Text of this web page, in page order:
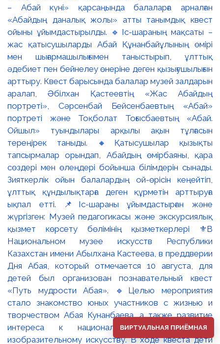
– Абай күні» қарсаңында балаларға арналған
«Абайдың даналық жолы» атты танымдық квест
ойыны ұйымдастырылды. 🔹Іс-шараның мақсаты –
жас қатысушыларды Абай Құнанбайұлының өмірі
мен шығармашылығымен таныстырып, ұлттық
әдебиет пен бейнелеу өнеріне деген қызығушылығын
арттыру. Квест барысында балалар музей залдарын
аралап, Әбілхан Қастеевтің «Жас Абайдың
портреті», Сәрсенбай Бейсенбаевтың «Абай»
портреті және Тоқболат Тоғысбаевтың «Абай.
Ойшыл» туындылары арқылы ақын тұлғасын
тереңірек таныды. 🔸Қатысушылар қызықты
тапсырмалар орындап, Абайдың өмірбаяны, қара
сөздері мен өлеңдері бойынша білімдерін сынады.
Зияткерлік ойын балалардың ой-өрісін кеңейтіп,
ұлттық құндылықтарға деген құрметін арттыруға
ықпал етті. 📌Іс-шараны ұйымдастырған және
жүргізген: Музей педагогикасы және экскурсиялық
қызмет көрсету бөлімінің қызметкерлері ⚜️В
Национальном музее искусств Республики
Казахстан имени Абылхана Кастеева, в преддверии
Дня Абая, который отмечается 10 августа, для
детей был организован познавательный квест
«Путь мудрости Абая». 🔹Целью мероприятия
стало знакомство юных участников с жизнью и
творчеством Абая Кунанбаева, а также развитие
интереса к национальной литературе и
изобразительному искусству. В ходе квеста дети
ВИРТУАЛЬНАЯ ПРИЁМНАЯ